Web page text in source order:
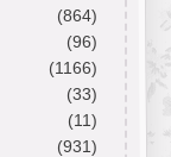
(864)
(96)
(1166)
(33)
(11)
(931)